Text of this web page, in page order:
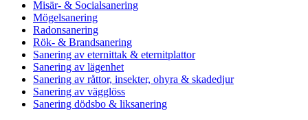
Misär- & Socialsanering
Mögelsanering
Radonsanering
Rök- & Brandsanering
Sanering av eternittak & eternitplattor
Sanering av lägenhet
Sanering av råttor, insekter, ohyra & skadedjur
Sanering av vägglöss
Sanering dödsbo & liksanering